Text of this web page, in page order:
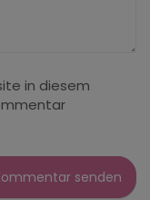
in diesem